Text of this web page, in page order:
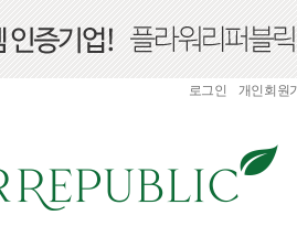
로그인 개인회원